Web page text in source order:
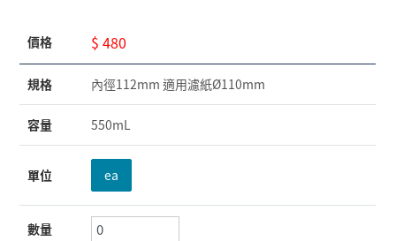
價格 $ 480
規格 內徑112mm 適用濾紙Ø110mm
容量 550mL
單位 ea
數量